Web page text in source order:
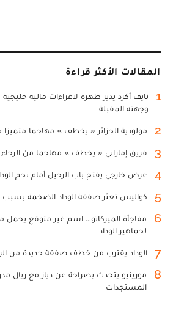
المقالات الأكثر قراءة
1
نايف أكرد يدير ظهره لاغراءات مالية
وجهته المقبلة
2 مولودية الجزائر « يخطف » مهاجما متميزا
3 فريق إماراتي « يخطف » مهاجما من الرجاء
4 عرض خارجي يفتح باب الرحيل أمام نجم
5 كواليس تعثر صفقة الوداد الضخمة
6
مفاجأة الميركاتو... اسم غير متوقع يحمل
لجماهير الوداد
7 الوداد يقترب من خطف صفقة جديدة من
8
مورينيو يتحدث بصراحة عن دياز مع ريال
المستجدات